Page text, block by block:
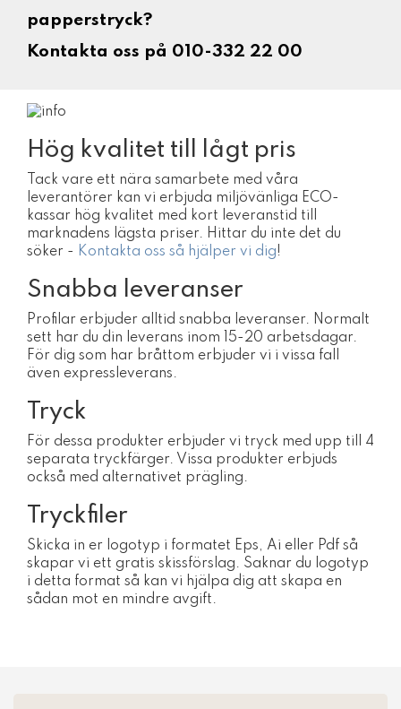
papperstryck?
Kontakta oss på 010-332 22 00
Hög kvalitet till lågt pris
Tack vare ett nära samarbete med våra
leverantörer kan vi erbjuda miljövänliga ECO-
kassar hög kvalitet med kort leveranstid till
marknadens lägsta priser. Hittar du inte det du
söker - Kontakta oss så hjälper vi dig!
Snabba leveranser
Profilar erbjuder alltid snabba leveranser. Normalt
sett har du din leverans inom 15-20 arbetsdagar.
För dig som har bråttom erbjuder vi i vissa fall
även expressleverans.
Tryck
För dessa produkter erbjuder vi tryck med upp till 4
separata tryckfärger. Vissa produkter erbjuds
också med alternativet prägling.
Tryckfiler
Skicka in er logotyp i formatet Eps, Ai eller Pdf så
skapar vi ett gratis skissförslag. Saknar du logotyp
i detta format så kan vi hjälpa dig att skapa en
sådan mot en mindre avgift.